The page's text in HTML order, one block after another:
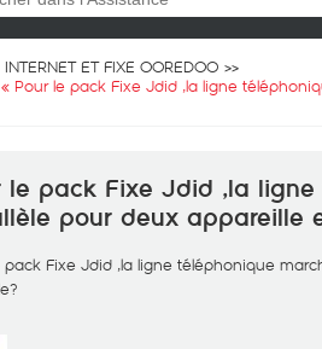
INTERNET ET FIXE OOREDOO
Pour le pack Fixe Jdid ,la ligne
le pack Fixe Jdid ,la
pour deux appareille
pack Fixe Jdid ,la ligne téléphonique